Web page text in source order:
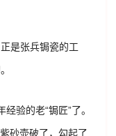
是张兵锔瓷的工
验的老“锔匠”了。
砂壶破了，勾起了